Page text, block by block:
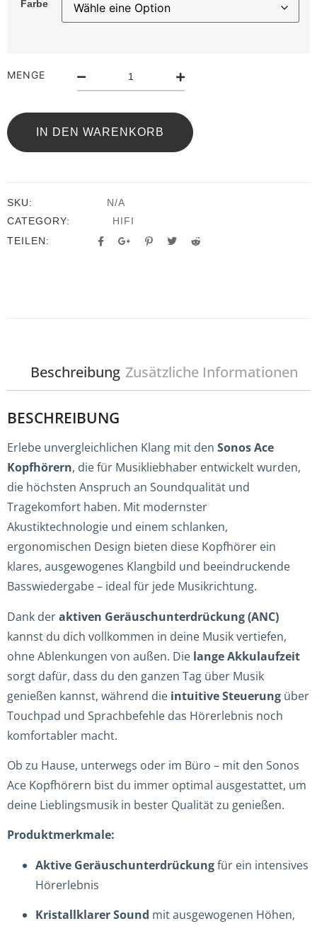
Farbe
MENGE
IN DEN WARENKORB
SKU:
N/A
CATEGORY:
HIFI
TEILEN:
Beschreibung Zusätzliche Informationen
BESCHREIBUNG
Erlebe unvergleichlichen Klang mit den Sonos Ace
Kopfhörern, die für Musikliebhaber entwickelt wurden,
die höchsten Anspruch an Soundqualität und
Tragekomfort haben. Mit modernster
Akustiktechnologie und einem schlanken,
ergonomischen Design bieten diese Kopfhörer ein
klares, ausgewogenes Klangbild und beeindruckende
Basswiedergabe – ideal für jede Musikrichtung.
Dank deraktiven Geräuschunterdrückung (ANC)
kannst du dich vollkommen in deine Musik vertiefen,
ohne Ablenkungen von außen. Die lange Akkulaufzeit
sorgt dafür, dass du den ganzen Tag über Musik
genießen kannst, während die intuitive Steuerung über
Touchpad und Sprachbefehle das Hörerlebnis noch
komfortabler macht.
Ob zu Hause, unterwegs oder im Büro – mit den Sonos
Ace Kopfhörern bist du immer optimal ausgestattet, um
deine Lieblingsmusik in bester Qualität zu genießen.
Produktmerkmale:
Aktive Geräuschunterdrückungfür ein intensives
Hörerlebnis
Kristallklarer Sound mit ausgewogenen Höhen,